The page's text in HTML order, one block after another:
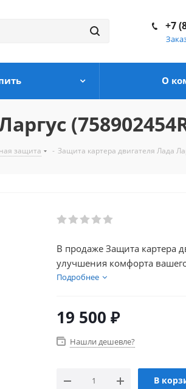
+7
О
защита - Защита картера двигателя Лада
В продаже Защита картера
улучшения комфорта
Подробнее
19 500 ₽
Нашли дешевле?
В